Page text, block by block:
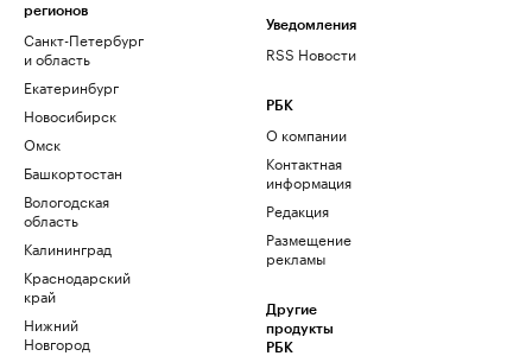
регионов
Санкт-Петербург
и область
Екатеринбург
Новосибирск
Омск
Башкортостан
Вологодская
область
Калининград
Краснодарский
край
Нижний
Новгород
Уведомления
RSS Новости
РБК
О компании
Контактная
информация
Редакция
Размещение
рекламы
Другие
продукты
РБК